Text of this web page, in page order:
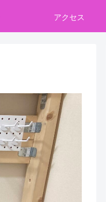
アクセス